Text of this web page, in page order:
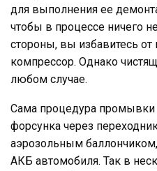
для выполнения ее
чтобы в процессе ничего
стороны, вы избавитесь
компрессор. Однако
любом случае.
Сама процедура промывки
форсунка через
аэрозольным баллончиком,
АКБ автомобиля. Так в